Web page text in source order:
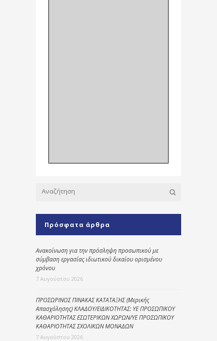
Πρόσφατα άρθρα
Ανακοίνωση για την πρόσληψη προσωπικού με
σύμβαση εργασίας ιδιωτικού δικαίου ορισμένου
χρόνου
7 Αυγούστου 2026
ΠΡΟΣΩΡΙΝΟΣ ΠΙΝΑΚΑΣ ΚΑΤΑΤΑΞΗΣ (Μερικής
Απασχόλησης) ΚΛΑΔΟΥ/ΕΙΔΙΚΟΤΗΤΑΣ: ΥΕ ΠΡΟΣΩΠΙΚΟΥ
ΚΑΘΑΡΙΟΤΗΤΑΣ ΕΣΩΤΕΡΙΚΩΝ ΧΩΡΩΝ/ΥΕ ΠΡΟΣΩΠΙΚΟΥ
ΚΑΘΑΡΙΟΤΗΤΑΣ ΣΧΟΛΙΚΩΝ ΜΟΝΑΔΩΝ
7 Αυγούστου 2026